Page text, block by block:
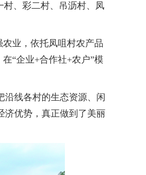
、彩二村、吊沥村、凤
业，依托凤咀村农产品
“企业+合作社+农户”模
线各村的生态资源、闲
济优势，真正做到了美丽